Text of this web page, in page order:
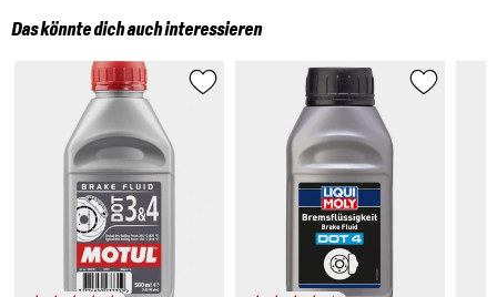
Das könnte dich auch interessieren